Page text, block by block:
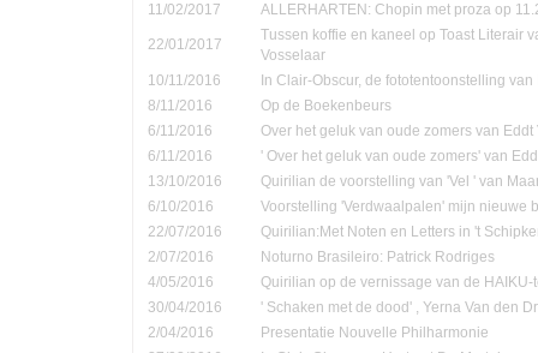
11/02/2017
ALLERHARTEN: Chopin met proza op
22/01/2017
Tussen koffie en kaneel op Toast Literair
Vosselaar
10/11/2016
In Clair-Obscur, de fototentoonstelling
8/11/2016
Op de Boekenbeurs
6/11/2016
Over het geluk van oude zomers van Eddt
6/11/2016
' Over het geluk van oude zomers' van
13/10/2016
Quirilian de voorstelling van 'Vel ' van
6/10/2016
Voorstelling 'Verdwaalpalen' mijn nieuwe
22/07/2016
Quirilian:Met Noten en Letters in 't
2/07/2016
Noturno Brasileiro: Patrick Rodriges
4/05/2016
Quirilian op de vernissage van de
30/04/2016
' Schaken met de dood' , Yerna Van den
2/04/2016
Presentatie Nouvelle Philharmonie